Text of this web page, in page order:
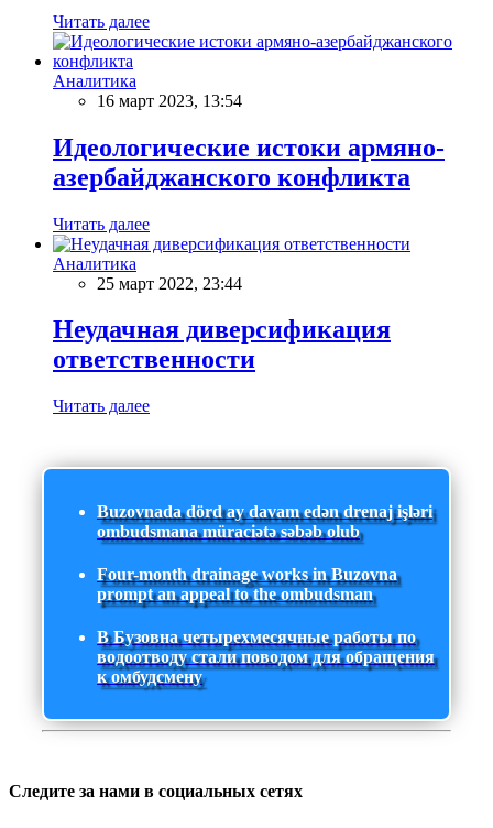
Читать далее
Аналитика
16 март 2023, 13:54
Идеологические истоки армяно-
азербайджанского конфликта
Читать далее
Аналитика
25 март 2022, 23:44
Неудачная диверсификация
ответственности
Читать далее
Buzovnada dörd ay davam edən drenaj işləri
ombudsmana müraciətə səbəb olub
Four-month drainage works in Buzovna
prompt an appeal to the ombudsman
В Бузовна четырехмесячные работы по
водоотводу стали поводом для обращения
к омбудсмену
Следите за нами в социальных сетях